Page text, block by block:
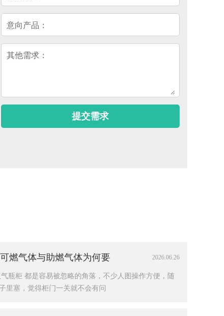
意向产品：
其他需求：
燃气体与助燃气体为何要 2026.06.26
瓶柜 都是容易被忽略的角落，不少人图操作方便，随
里塞，觉得柜门一关就不会有问